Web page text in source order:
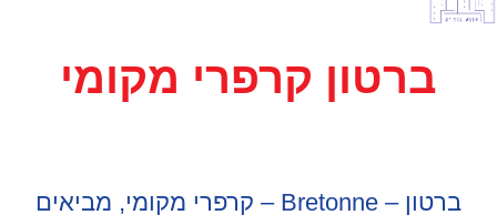
ברטון קרפרי מקומי
ברטון – Bretonne – קרפרי מקומי, מביאים